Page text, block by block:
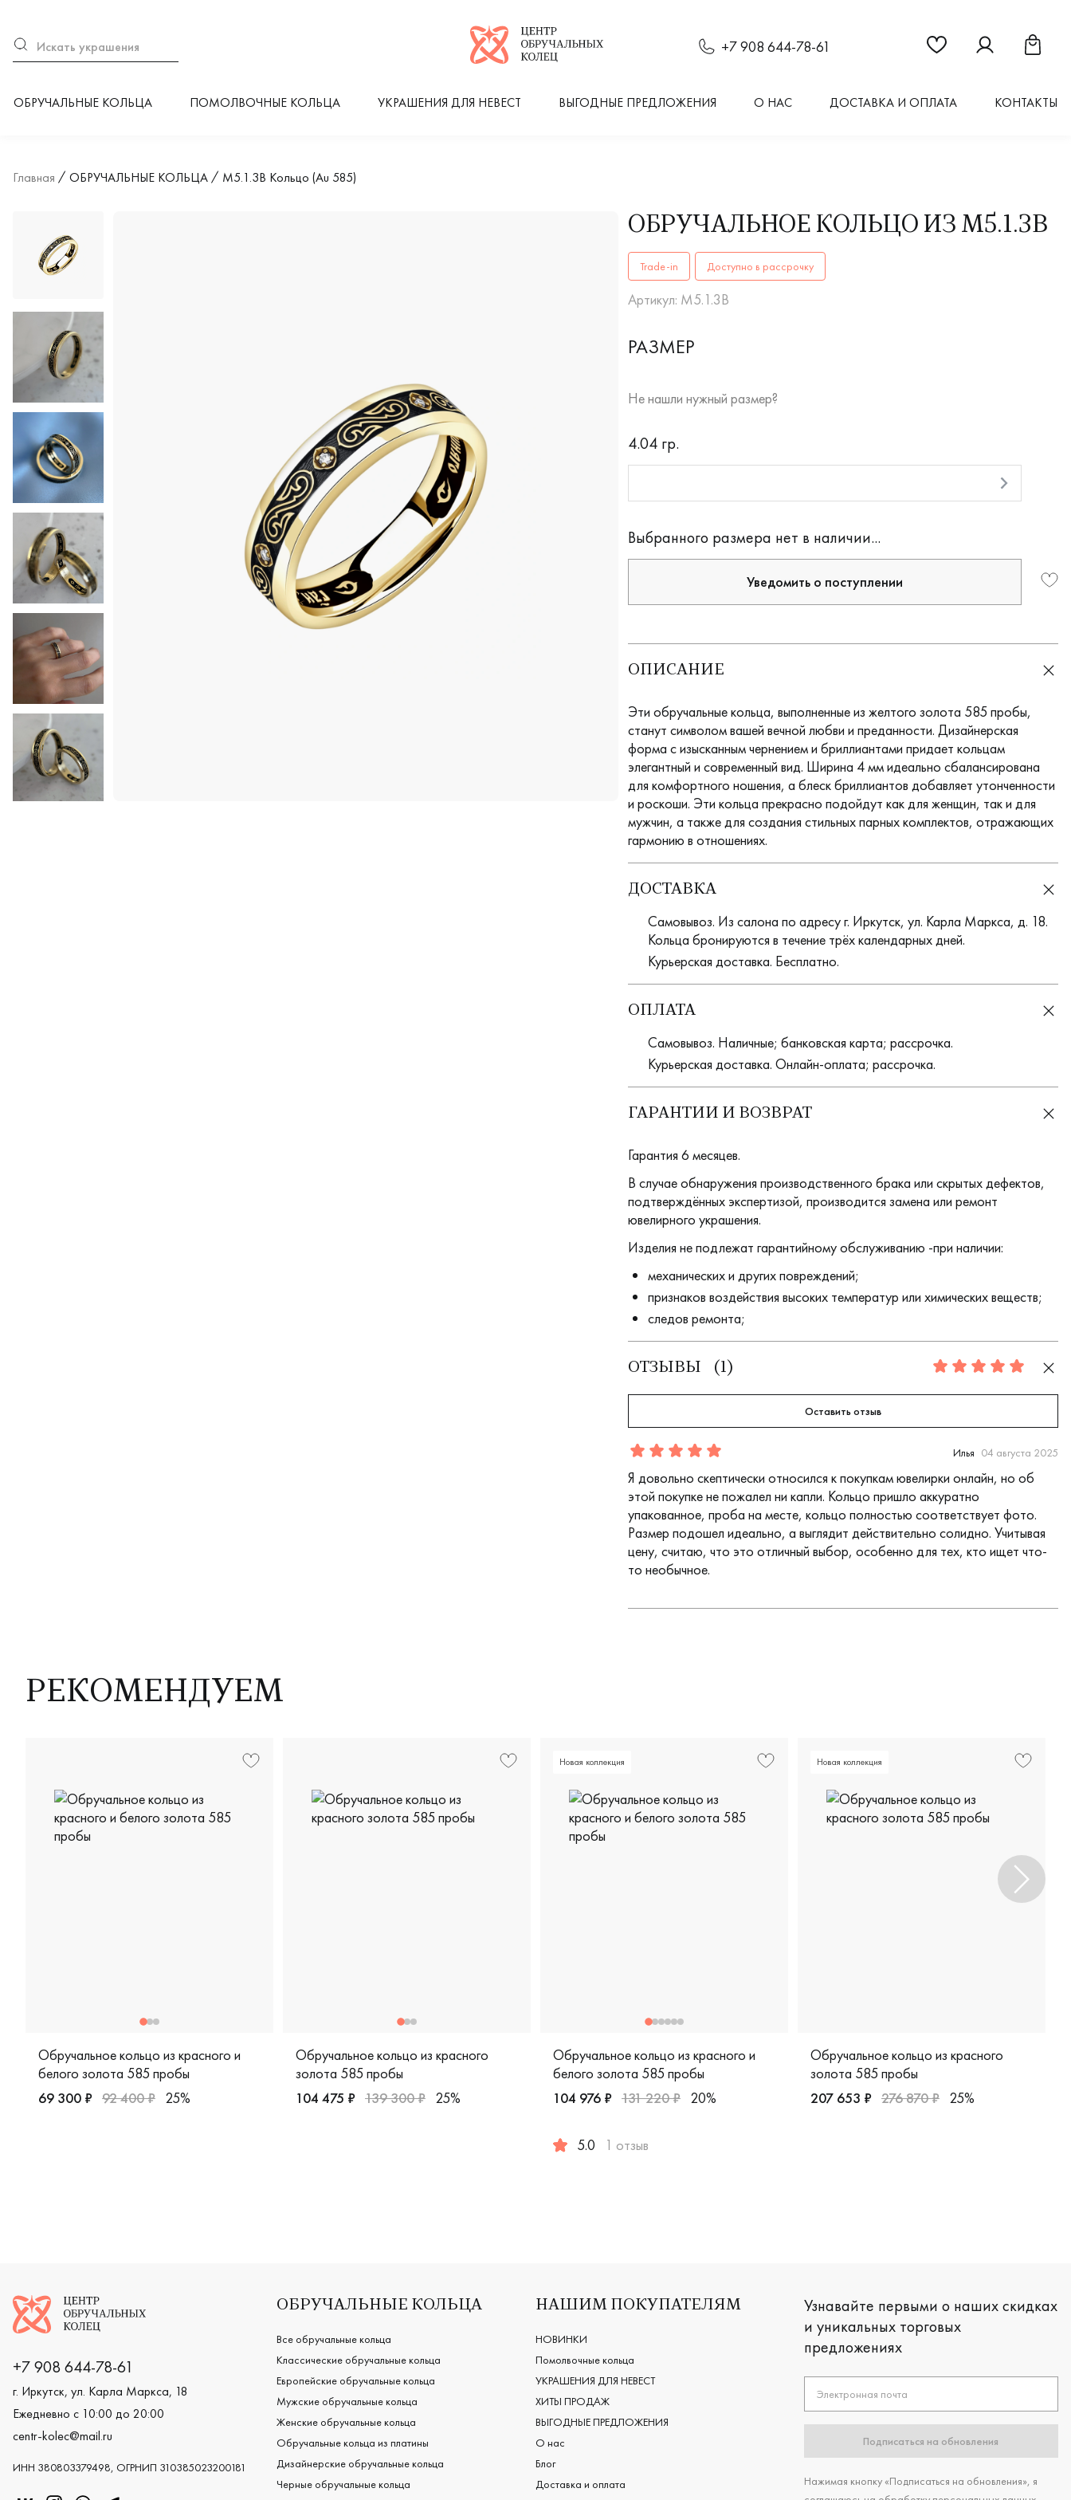
Логотип компании
+7 908 644-78-61 Ссылка на страницу
Ссылка наСсылка
ОБРУЧАЛЬНЫЕ КОЛЬЦА ПОМОЛВОЧНЫЕ КОЛЬЦА УКРАШЕНИЯ ДЛЯ НЕВЕСТ ВЫГОДНЫЕ ПРЕДЛОЖЕНИЯ О НАС ДОСТАВКА И ОПЛАТА КОНТАКТЫ
Главная ОБРУЧАЛЬНЫЕ КОЛЬЦА М5.1.3В Кольцо (Au 585)
ОБРУЧАЛЬНОЕ КОЛЬЦО ИЗ М5.1.3В
ОБРУЧАЛЬНЫЕ КОЛЬЦАМ5.1.3Вкупить в Иркутске. ✔️ Высокое качество!
Trade-in Доступно в рассрочку
Артикул: М5.1.3В
РАЗМЕР
Не нашли нужный размер?
RUB
4.04 гр.
Выбранного размера нет в наличии...
Уведомить о поступлении
ОПИСАНИЕ
Эти обручальные кольца, выполненные из желтого золота 585 пробы,
станут символом вашей вечной любви и преданности. Дизайнерская
форма с изысканным чернением и бриллиантами придает кольцам
элегантный и современный вид. Ширина 4 мм идеально сбалансирована
для комфортного ношения, а блеск бриллиантов добавляет утонченности
и роскоши. Эти кольца прекрасно подойдут как для женщин, так и для
мужчин, а также для создания стильных парных комплектов, отражающих
гармонию в отношениях.
ДОСТАВКА
Самовывоз. Из салона по адресу г. Иркутск, ул. Карла Маркса, д. 18.
Кольца бронируются в течение трёх календарных дней.
Курьерская доставка. Бесплатно.
ОПЛАТА
Самовывоз. Наличные; банковская карта; рассрочка.
Курьерская доставка. Онлайн-оплата; рассрочка.
ГАРАНТИИ И ВОЗВРАТ
Гарантия 6 месяцев.
В случае обнаружения производственного брака или скрытых дефектов,
подтверждённых экспертизой, производится замена или ремонт
ювелирного украшения.
Изделия не подлежат гарантийному обслуживанию -при наличии:
механических и других повреждений;
признаков воздействия высоких температур или химических веществ;
следов ремонта;
ОТЗЫВЫ ( 1 ) 5.0
Оставить отзыв
Отзыв
1
5.0
5 Илья 04 августа 2025
Я довольно скептически относился к покупкам ювелирки онлайн, но об
этой покупке не пожалел ни капли. Кольцо пришло аккуратно
упакованное, проба на месте, кольцо полностью соответствует фото.
Размер подошел идеально, а выглядит действительно солидно. Учитывая
цену, считаю, что это отличный выбор, особенно для тех, кто ищет что-
то необычное.
РЕКОМЕНДУЕМ
Обручальное кольцо из красного и
белого золота 585 пробы
69 300 ₽ 92 400 ₽ 25%
Обручальное кольцо из красного
золота 585 пробы
Мужские, красное золото 585 пробы, дизайнерская, 14010011239
104 475 ₽ 139 300 ₽ 25%
Новая коллекция
Обручальное кольцо из красного и
белого золота 585 пробы
104 976 ₽ 131 220 ₽ 20%
5.0 1 отзыв
Новая коллекция
Обручальное кольцо из красного
золота 585 пробы
207 653 ₽ 276 870 ₽ 25%
Логотип компании
+7 908 644-78-61
г. Иркутск, ул. Карла Маркса, 18
Ежедневно с 10:00 до 20:00
centr-kolec@mail.ru
ИНН 380803379498, ОГРНИП 310385023200181
ОБРУЧАЛЬНЫЕ КОЛЬЦА
Все обручальные кольца
Классические обручальные кольца
Европейские обручальные кольца
Мужские обручальные кольца
Женские обручальные кольца
Обручальные кольца из платины
Дизайнерские обручальные кольца
Черные обручальные кольца
НАШИМ ПОКУПАТЕЛЯМ
НОВИНКИ
Помолвочные кольца
УКРАШЕНИЯ ДЛЯ НЕВЕСТ
ХИТЫ ПРОДАЖ
ВЫГОДНЫЕ ПРЕДЛОЖЕНИЯ
О нас
Блог
Доставка и оплата
Узнавайте первыми о наших скидках
и уникальных торговых
предложениях
Электронная почта
Подписаться на обновления
Нажимая кнопку «Подписаться на обновления», я